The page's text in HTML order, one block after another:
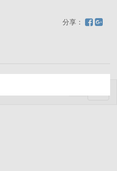
分享：